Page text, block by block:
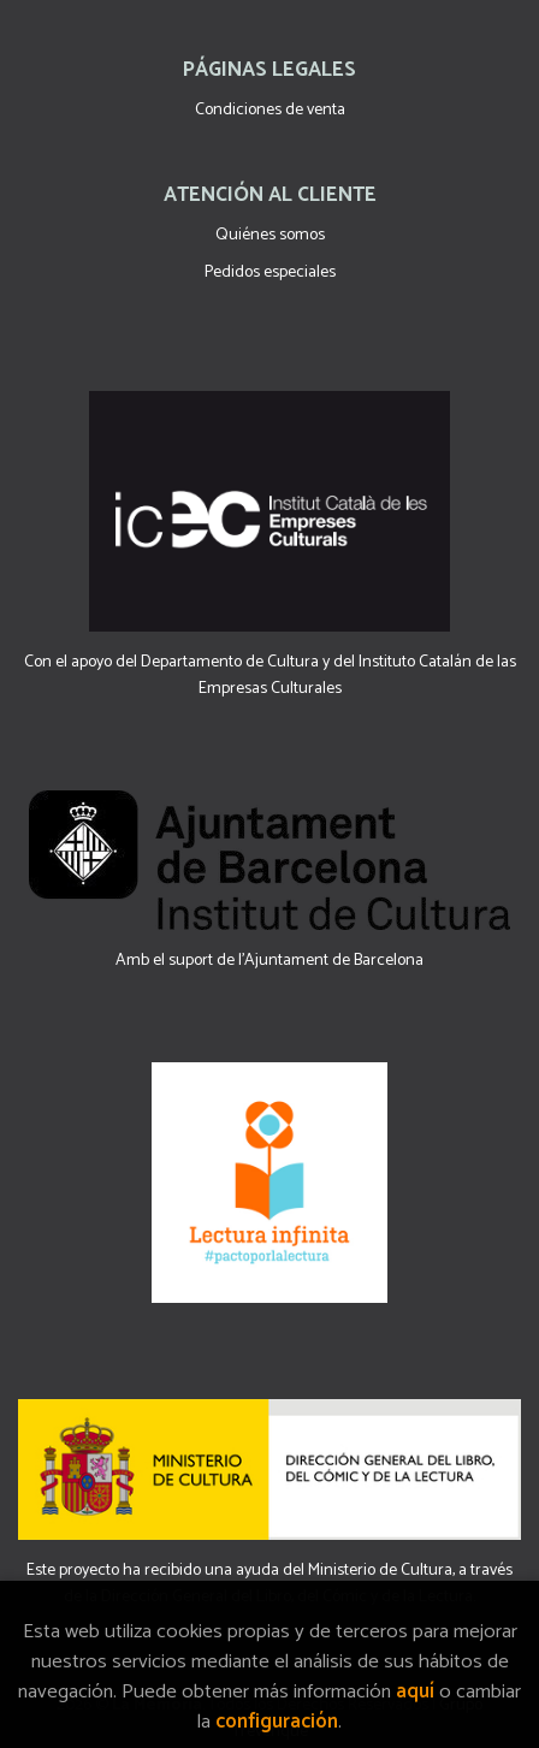
PÁGINAS LEGALES
Condiciones de venta
ATENCIÓN AL CLIENTE
Quiénes somos
Pedidos especiales
Con el apoyo del Departamento de Cultura y del Instituto Catalán de las
Empresas Culturales
Amb el suport de l’Ajuntament de Barcelona
Este proyecto ha recibido una ayuda del Ministerio de Cultura, a través
2026 ©La Memòria. Todos los Derechos Reservados | Grupo
Trevenque
Esta web utiliza cookies propias y de terceros para mejorar
nuestros servicios mediante el análisis de sus hábitos de
navegación. Puede obtener más información aquío cambiar
la configuración.